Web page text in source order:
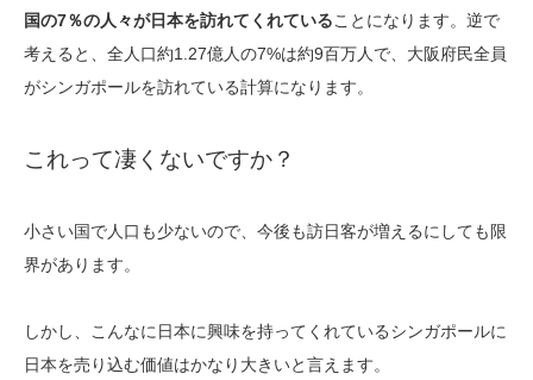
国の7％の人々が日本を訪れてくれていることになります。逆で
考えると、全人口約1.27億人の7%は約9百万人で、大阪府民全員
がシンガポールを訪れている計算になります。
これって凄くないですか？
小さい国で人口も少ないので、今後も訪日客が増えるにしても限
界があります。
しかし、こんなに日本に興味を持ってくれているシンガポールに
日本を売り込む価値はかなり大きいと言えます。